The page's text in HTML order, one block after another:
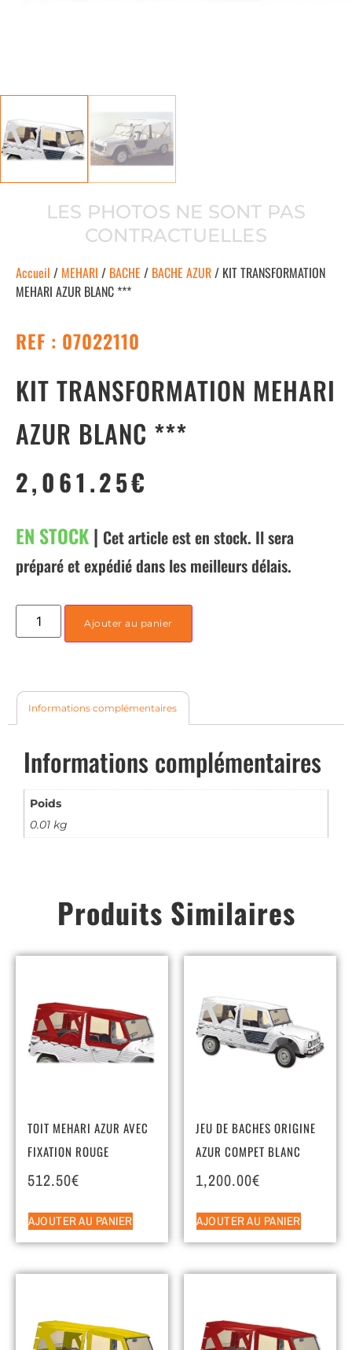
LES PHOTOS NE SONT PAS
CONTRACTUELLES
Accueil / MEHARI / BACHE / BACHE AZUR/ KIT TRANSFORMATION
MEHARI AZUR BLANC ***
REF : 07022110
KIT TRANSFORMATION MEHARI
AZUR BLANC ***
2,061.25€
EN STOCK| Cet article est en stock. Il sera
préparé et expédié dans les meilleurs délais.
Ajouter au panier
Informations complémentaires
Informations complémentaires
Poids
0.01 kg
Produits Similaires
TOIT MEHARI AZUR AVEC
FIXATION ROUGE
512.50€
AJOUTER AU PANIER
JEU DE BACHES ORIGINE
AZUR COMPET BLANC
1,200.00€
AJOUTER AU PANIER